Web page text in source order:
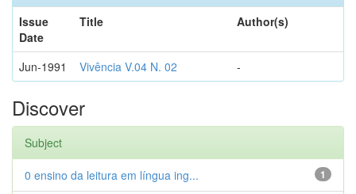
Issue
Date
Title Author(s)
Jun-1991 Vivência V.04 N. 02 -
Discover
Subject
1
0 ensino da leitura em língua ing...